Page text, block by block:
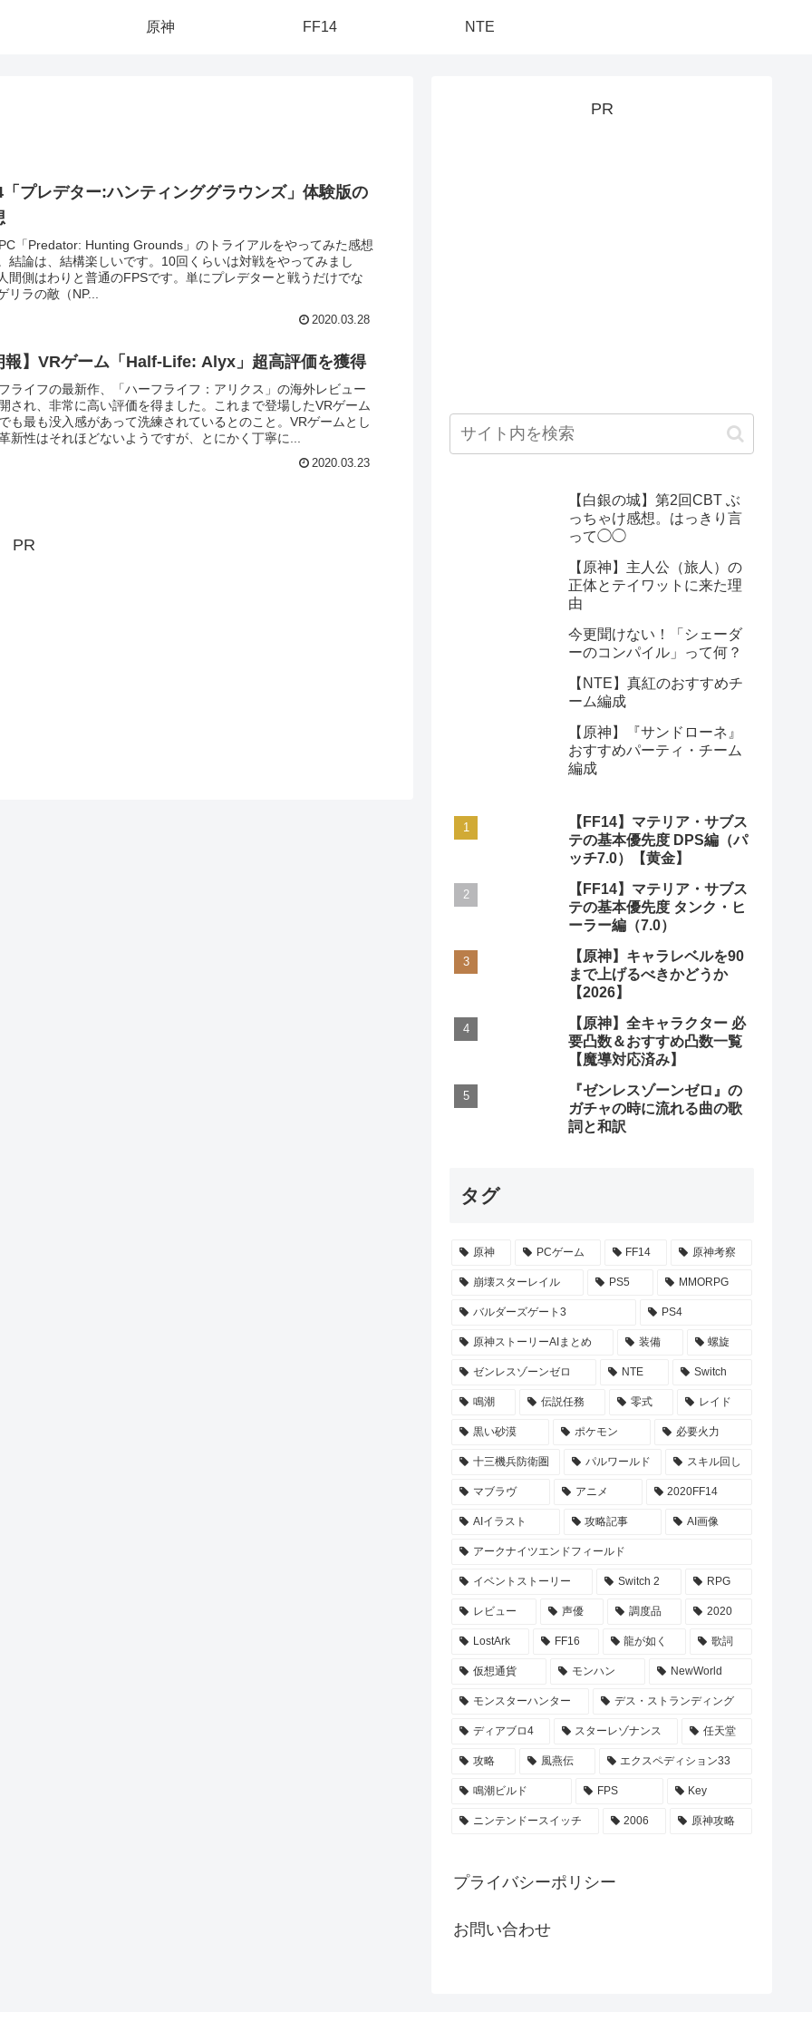
原神 FF14 NTE
「プレデター:ハンティンググラウンズ」体験版の
「Predator: Hunting Grounds」のトライアルをやってみた感想
結論は、結構楽しいです。10回くらいは対戦をやってみまし
間側はわりと普通のFPSです。単にプレデターと戦うだけでな
リラの敵（NP...
2020.03.28
報】VRゲーム「Half-Life: Alyx」超高評価を獲得
ライフの最新作、「ハーフライフ：アリクス」の海外レビュー
され、非常に高い評価を得ました。これまで登場したVRゲーム
も最も没入感があって洗練されているとのこと。VRゲームとし
新性はそれほどないようですが、とにかく丁寧に...
2020.03.23
PR
PR
【白銀の城】第2回CBT ぶ
っちゃけ感想。はっきり言
って◯◯
【原神】主人公（旅人）の
正体とテイワットに来た理
由
今更聞けない！「シェーダ
ーのコンパイル」って何？
【NTE】真紅のおすすめチ
ーム編成
【原神】『サンドローネ』
おすすめパーティ・チーム
編成
【FF14】マテリア・サブス
テの基本優先度 DPS編（パ
ッチ7.0）【黄金】
【FF14】マテリア・サブス
テの基本優先度 タンク・ヒ
ーラー編（7.0）
【原神】キャラレベルを90
まで上げるべきかどうか
【2026】
【原神】全キャラクター 必
要凸数＆おすすめ凸数一覧
【魔導対応済み】
『ゼンレスゾーンゼロ』の
ガチャの時に流れる曲の歌
詞と和訳
タグ
原神 PCゲーム FF14 原神考察
崩壊スターレイル PS5 MMORPG
バルダーズゲート3 PS4
原神ストーリーAIまとめ 装備 螺旋
ゼンレスゾーンゼロ NTE Switch
鳴潮 伝説任務 零式 レイド
黒い砂漠 ポケモン 必要火力
十三機兵防衛圏 パルワールド スキル回し
マブラヴ アニメ 2020FF14
AIイラスト 攻略記事 AI画像
アークナイツエンドフィールド
イベントストーリー Switch 2 RPG
レビュー 声優 調度品 2020
LostArk FF16 龍が如く 歌詞
仮想通貨 モンハン NewWorld
モンスターハンター デス・ストランディング
ディアブロ4 スターレゾナンス 任天堂
攻略 風燕伝 エクスペディション33
鳴潮ビルド FPS Key
ニンテンドースイッチ 2006 原神攻略
プライバシーポリシー
お問い合わせ